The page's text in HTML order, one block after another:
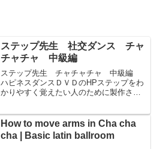
ステップ先生 社交ダンス チャ
チャチャ 中級編
ステップ先生 チャチャチャ 中級編
ハピネスダンスＤＶＤのHPステップをわ
かりやすく覚えたい人のために製作され
の動きに合わせて練習♪デモンストレータ
ー：早川午朗＆早川...
How to move arms in Cha cha
cha | Basic latin ballroom